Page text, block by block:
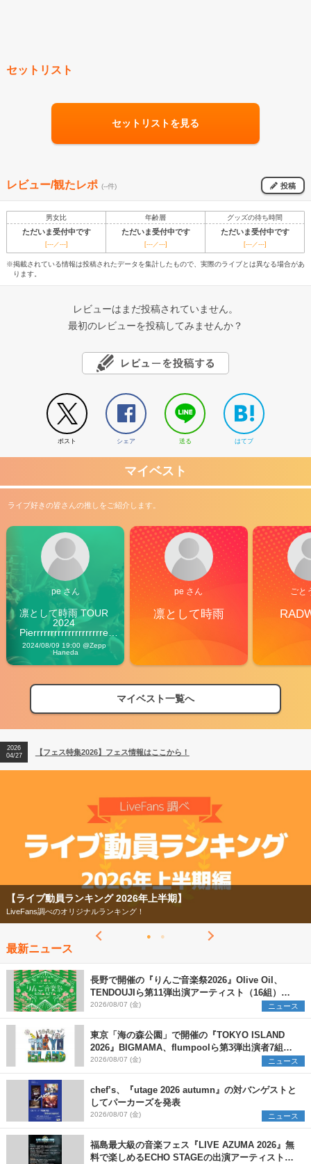
セットリスト
セットリストを見る
レビュー/観たレポ (--件) 投稿
男女比 年齢層 グッズの待ち時間
ただいま受付中です ただいま受付中です ただいま受付中です
[---／---] [---／---] [---／---]
※掲載されている情報は投稿されたデータを集計したもので、実際のライブとは異なる場合があ
ります。
レビューはまだ投稿されていません。
最初のレビューを投稿してみませんか？
ポスト シェア 送る はてブ
マイベスト
ライブ好きの皆さんの推しをご紹介します。
pe さん
凛として時雨 TOUR
2024
Pierrrrrrrrrrrrrrrrrrrre
Vibes
2024/08/09 19:00 @Zepp
Haneda
pe さん
凛として時雨
ごと
マイベスト一覧へ
【フェス特集2026】フェス情報はここから！
【ライブ動員ランキング】2026年上半期編発表！
2026
04/27
【フェス特集2026】フェス情報はここから！
2026
【ライブ動員ランキング 2026年上半期】
LiveFans調べのオリジナルランキング！
最新ニュース
長野で開催の『りんご音楽祭2026』Olive Oil、
TENDOUJIら第11弾出演アーティスト（16組）を
発表
2026/08/07 (金) ニュース
東京「海の森公園」で開催の『TOKYO ISLAND
2026』BIGMAMA、flumpoolら第3弾出演者7組を
発表 ワークショップ・アート出展者を募集
2026/08/07 (金) ニュース
chef’s、『utage 2026 autumn』の対バンゲストと
してパーカーズを発表
2026/08/07 (金) ニュース
福島最大級の音楽フェス『LIVE AZUMA 2026』無
料で楽しめるECHO STAGEの出演アーティストを